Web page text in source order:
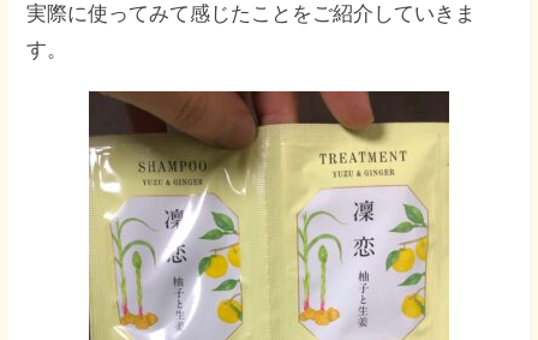
実際に使ってみて感じたことをご紹介していきま
す。